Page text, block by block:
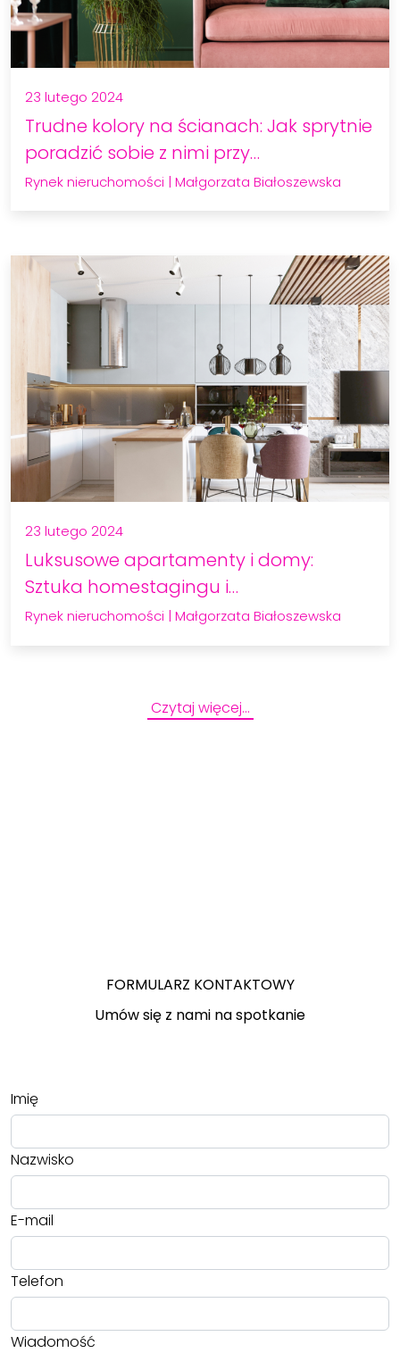
23 lutego 2024
Trudne kolory na ścianach: Jak sprytnie
poradzić sobie z nimi przy…
Rynek nieruchomości | Małgorzata Białoszewska
23 lutego 2024
Luksusowe apartamenty i domy:
Sztuka homestagingu i
fotografowania…
Rynek nieruchomości | Małgorzata Białoszewska
Czytaj więcej…
FORMULARZ KONTAKTOWY
Umów się z nami na spotkanie
Imię
Nazwisko
E-mail
Telefon
Wiadomość